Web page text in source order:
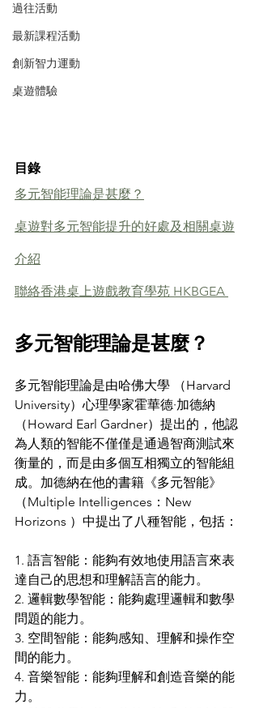
過往活動
最新課程活動
創新智力運動
桌遊體驗
目錄
多元智能理論是甚麼？
桌遊對多元智能提升的好處及相關桌遊
介紹
聯絡香港桌上遊戲教育學苑 HKBGEA
多元智能理論是甚麼？
多元智能理論是由哈佛大學 （Harvard
University）心理學家霍華德·加德納
（Howard Earl Gardner）提出的，他認
為人類的智能不僅僅是通過智商測試來
衡量的，而是由多個互相獨立的智能組
成。加德納在他的書籍《多元智能》
（Multiple Intelligences：New
Horizons ）中提出了八種智能，包括：
1. 語言智能：能夠有效地使用語言來表
達自己的思想和理解語言的能力。
2. 邏輯數學智能：能夠處理邏輯和數學
問題的能力。
3. 空間智能：能夠感知、理解和操作空
間的能力。
4. 音樂智能：能夠理解和創造音樂的能
力。